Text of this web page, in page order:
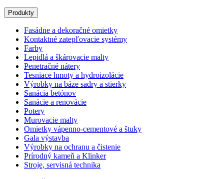
Produkty
Fasádne a dekoračné omietky
Kontaktné zatepľovacie systémy
Farby
Lepidlá a škárovacie malty
Penetračné nátery
Tesniace hmoty a hydroizolácie
Výrobky na báze sadry a stierky
Sanácia betónov
Sanácie a renovácie
Potery
Murovacie malty
Omietky vápenno-cementové a štuky
Gala výstavba
Výrobky na ochranu a čistenie
Prírodný kameň a Klinker
Stroje, servisná technika